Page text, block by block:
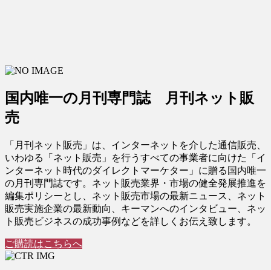
国内唯一の月刊専門誌 月刊ネット販
売
「月刊ネット販売」は、インターネットを介した通信販売、
いわゆる「ネット販売」を行うすべての事業者に向けた「イ
ンターネット時代のダイレクトマーケター」に贈る国内唯一
の月刊専門誌です。ネット販売業界・市場の健全発展推進を
編集ポリシーとし、ネット販売市場の最新ニュース、ネット
販売実施企業の最新動向、キーマンへのインタビュー、ネッ
ト販売ビジネスの成功事例などを詳しくお伝え致します。
ご購読はこちらへ